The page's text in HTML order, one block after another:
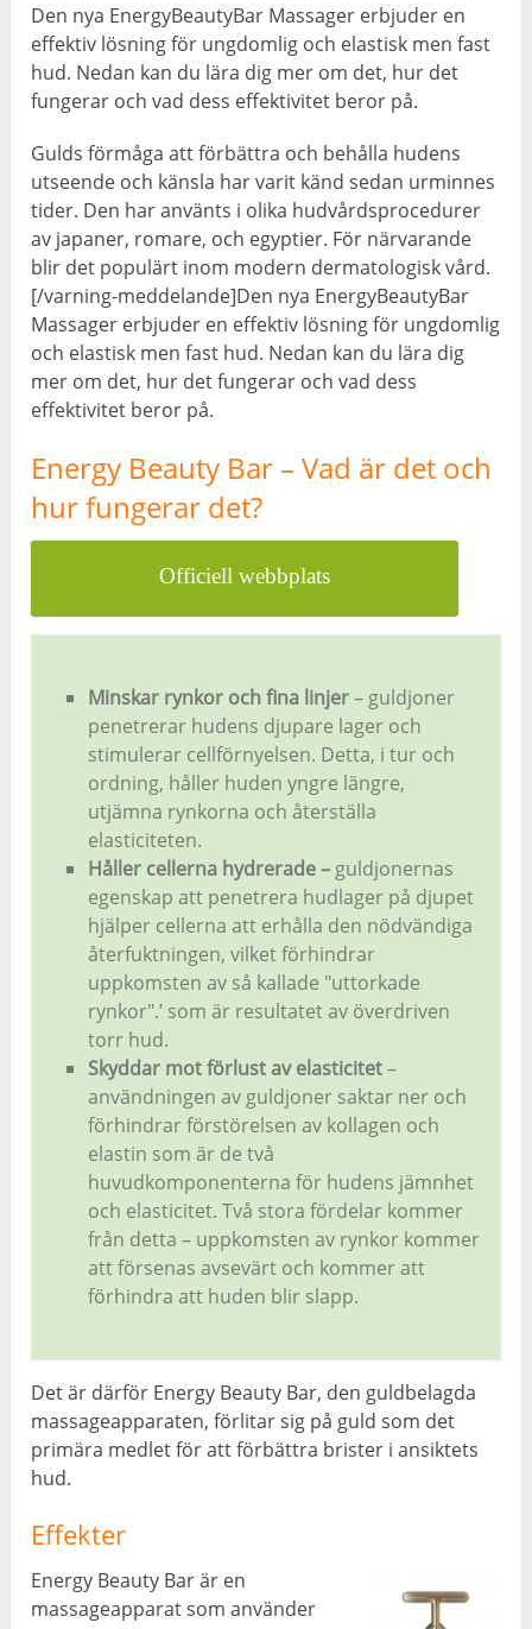
Den nya EnergyBeautyBar Massager erbjuder en
effektiv lösning för ungdomlig och elastisk men fast
hud. Nedan kan du lära dig mer om det, hur det
fungerar och vad dess effektivitet beror på.
Gulds förmåga att förbättra och behålla hudens
utseende och känsla har varit känd sedan urminnes
tider. Den har använts i olika hudvårdsprocedurer
av japaner, romare, och egyptier. För närvarande
blir det populärt inom modern dermatologisk vård.
[/varning-meddelande]Den nya EnergyBeautyBar
Massager erbjuder en effektiv lösning för ungdomlig
och elastisk men fast hud. Nedan kan du lära dig
mer om det, hur det fungerar och vad dess
effektivitet beror på.
Energy Beauty Bar – Vad är det och
hur fungerar det?
Officiell webbplats
Minskar rynkor och fina linjer– guldjoner
penetrerar hudens djupare lager och
stimulerar cellförnyelsen. Detta, i tur och
ordning, håller huden yngre längre,
utjämna rynkorna och återställa
elasticiteten.
Håller cellerna hydrerade–guldjonernas
egenskap att penetrera hudlager på djupet
hjälper cellerna att erhålla den nödvändiga
återfuktningen, vilket förhindrar
uppkomsten av så kallade "uttorkade
rynkor".’ som är resultatet av överdriven
torr hud.
Skyddar mot förlust av elasticitet–
användningen av guldjoner saktar ner och
förhindrar förstörelsen av kollagen och
elastin som är de två
huvudkomponenterna för hudens jämnhet
och elasticitet. Två stora fördelar kommer
från detta – uppkomsten av rynkor kommer
att försenas avsevärt och kommer att
förhindra att huden blir slapp.
Det är därför Energy Beauty Bar, den guldbelagda
massageapparaten, förlitar sig på guld som det
primära medlet för att förbättra brister i ansiktets
hud.
Effekter
Energy Beauty Bar är en
massageapparat som använder